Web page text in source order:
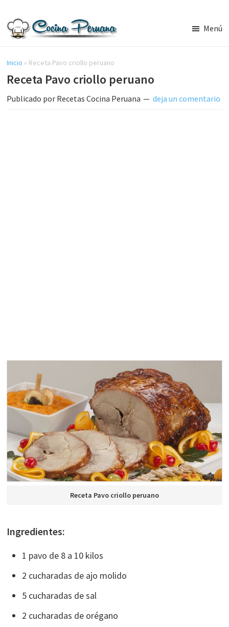
contenido
lateral
principal
Cocina
Peruana,
Recetas
de
Comida
Menú
Inicio » Receta Pavo criollo peruano
Receta Pavo criollo peruano
Publicado por Recetas Cocina Peruana deja un comentario
Receta Pavo criollo peruano
Ingredientes:
1 pavo de 8 a 10 kilos
2 cucharadas de ajo molido
5 cucharadas de sal
2 cucharadas de orégano